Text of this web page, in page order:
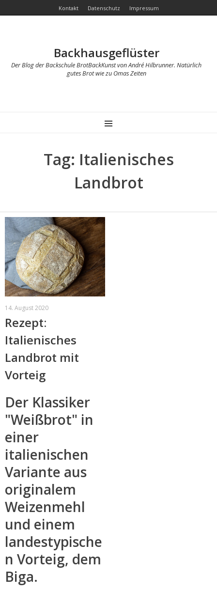
Kontakt Datenschutz Impressum
Backhausgeflüster
Der Blog der Backschule BrotBackKunst von André Hilbrunner. Natürlich
gutes Brot wie zu Omas Zeiten
MENU
Tag: Italienisches
Landbrot
14. August 2020
Rezept:
Italienisches
Landbrot mit
Vorteig
Der Klassiker
"Weißbrot" in
einer
italienischen
Variante aus
originalem
Weizenmehl
und einem
landestypische
n Vorteig, dem
Biga.